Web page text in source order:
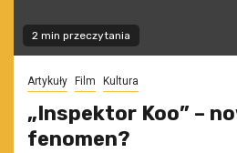
2 min przeczytania
Artykuły Film Kultura
„Inspektor Koo” –
fenomen?